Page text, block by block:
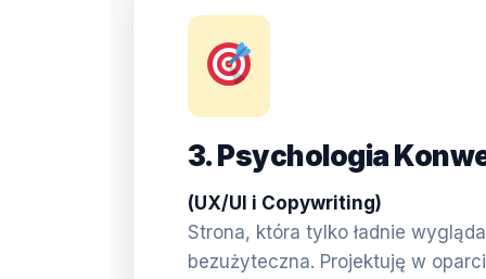
3. Psychologia
(UX/UI i Copywriting)
Strona, która tylko ładnie
bezużyteczna. Projektuję w